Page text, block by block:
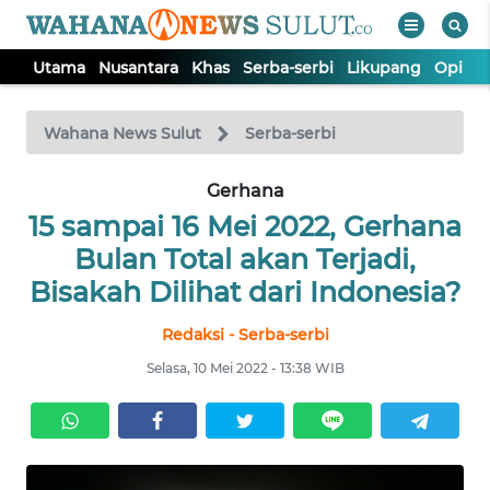
Utama Nusantara Khas Serba-serbi Likupang Opini
Wahana News Sulut Serba-serbi
Gerhana
15 sampai 16 Mei 2022, Gerhana
Bulan Total akan Terjadi,
Bisakah Dilihat dari Indonesia?
Redaksi - Serba-serbi
Selasa, 10 Mei 2022 - 13:38 WIB
TV
Tutup
NUSANTARA
SERBI
LIKUPANG